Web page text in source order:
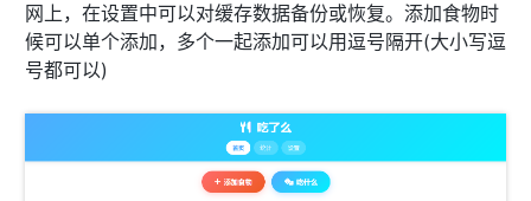
网上，在设置中可以对缓存数据备份或恢复。添加食物时
候可以单个添加，多个一起添加可以用逗号隔开(大小写逗
号都可以)